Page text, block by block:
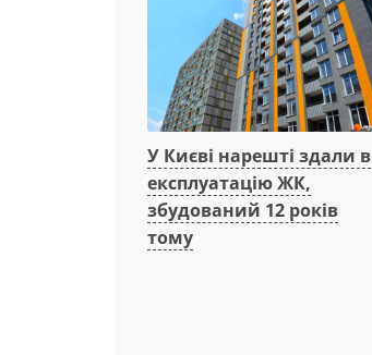
У Києві нарешті здали в
експлуатацію ЖК,
збудований 12 років
тому